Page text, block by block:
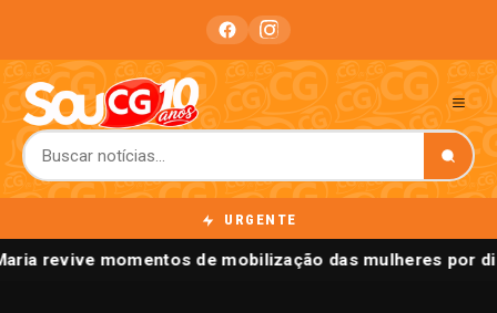
URGENTE
revive momentos de mobilização das mulheres por